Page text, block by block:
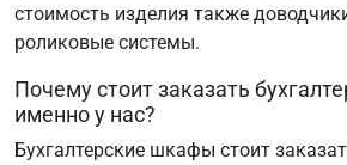
стоимость изделия также
роликовые системы.
Почему стоит заказать
именно у нас?
Бухгалтерские шкафы стоит